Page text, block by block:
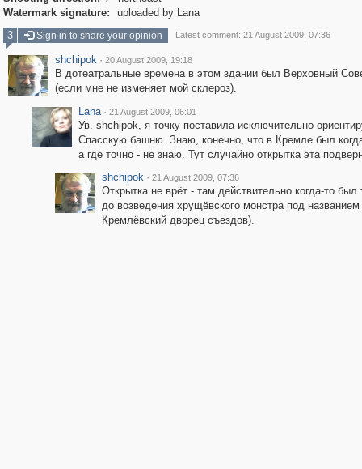
Watermark signature:
uploaded by Lana
3
Sign in to share your opinion Latest comment: 21 August 2009, 07:36
shchipok · 20 August 2009, 19:18
В дотеатральные времена в этом здании был Верховный
(если мне не изменяет мой склероз).
Lana · 21 August 2009, 06:01
Ув. shchipok, я точку поставила исключительно
Спасскую башню. Знаю, конечно, что в Кремле был
а где точно - не знаю. Тут случайно открытка эта
shchipok · 21 August 2009, 07:36
Открытка не врёт - там действительно когда-то был
до возведения хрущёвского монстра под названием
Кремлёвский дворец съездов).